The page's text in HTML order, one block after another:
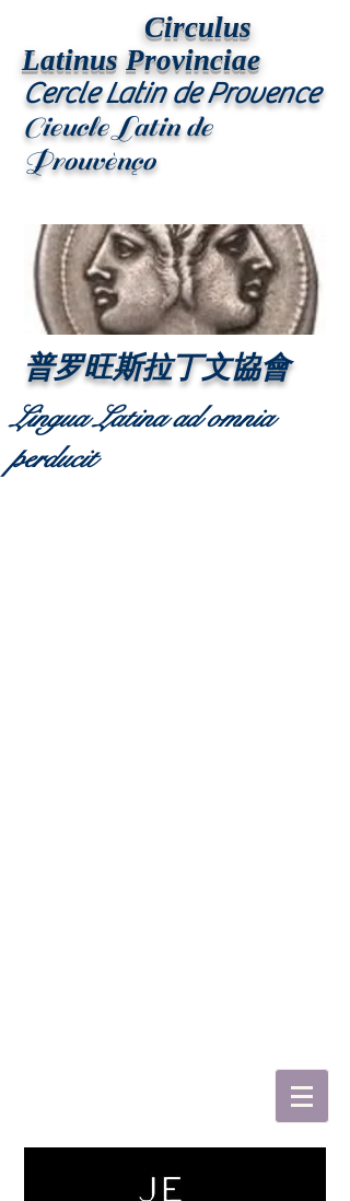
Circulus
Latinus Provinciae
Cercle Latin de Provence
Cieucle Latin de
Prouvènço
Lingua Latina ad omnia
perducit
普罗旺斯拉丁文協會